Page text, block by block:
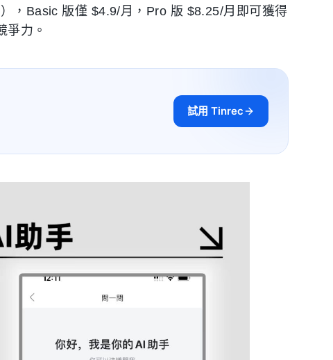
，Basic 版僅 $4.9/月，Pro 版 $8.25/月即可獲得
爭力。
試用 Tinrec